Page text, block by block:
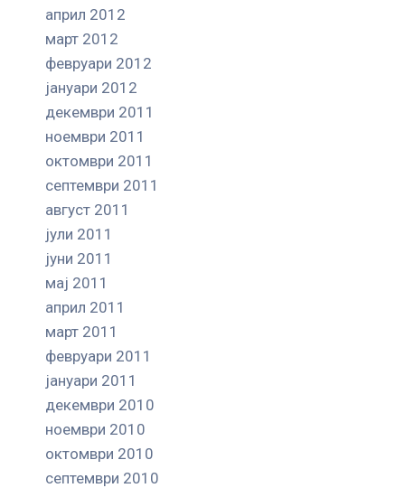
април 2012
март 2012
февруари 2012
јануари 2012
декември 2011
ноември 2011
октомври 2011
септември 2011
август 2011
јули 2011
јуни 2011
мај 2011
април 2011
март 2011
февруари 2011
јануари 2011
декември 2010
ноември 2010
октомври 2010
септември 2010